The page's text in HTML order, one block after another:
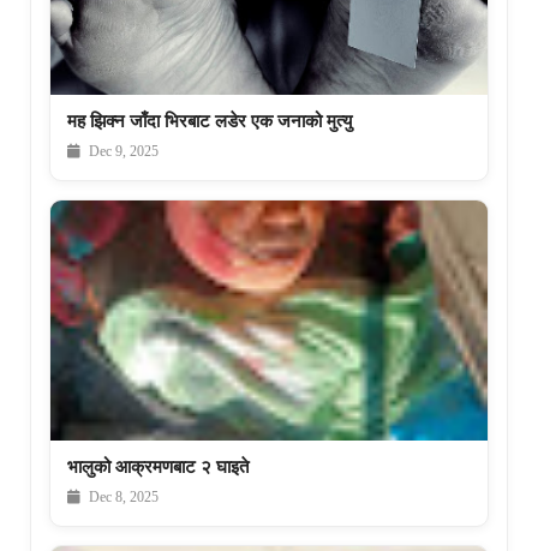
मह झिक्न जाँदा भिरबाट लडेर एक जनाको मुत्यु
Dec 9, 2025
भालुको आक्रमणबाट २ घाइते
Dec 8, 2025